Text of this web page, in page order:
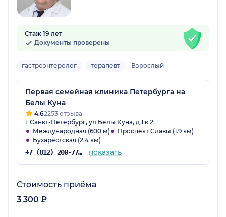
Стаж 19 лет
Документы проверены
гастроэнтеролог терапевт Взрослый
Первая семейная клиника Петербурга на
Белы Куна
4.62253 отзыва
г Санкт-Петербург, ул Белы Куна, д 1 к 2
Международная (600 м)
Проспект Славы (1.9 км)
Бухарестская (2.4 км)
+7 (812) 200-77-54 показать
Стоимость приёма
3 300 ₽